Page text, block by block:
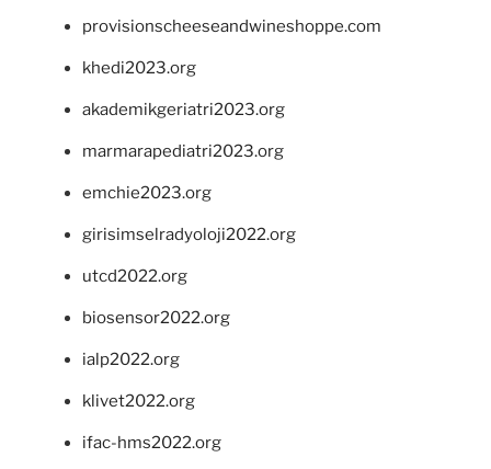
provisionscheeseandwineshoppe.com
khedi2023.org
akademikgeriatri2023.org
marmarapediatri2023.org
emchie2023.org
girisimselradyoloji2022.org
utcd2022.org
biosensor2022.org
ialp2022.org
klivet2022.org
ifac-hms2022.org